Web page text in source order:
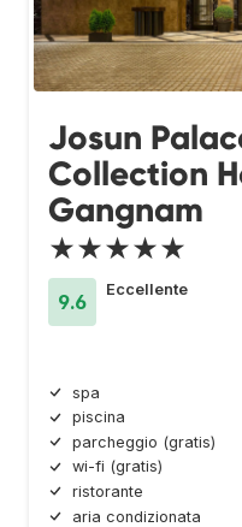
Josun
Collection
Gangnam
★★★★★
9.6
Eccellente
spa
piscina
parcheggio (gratis)
wi-fi (gratis)
ristorante
aria condizionata